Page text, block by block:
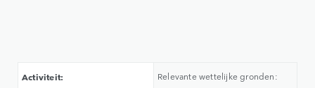
Activiteit: Relevante wettelijke gronden: